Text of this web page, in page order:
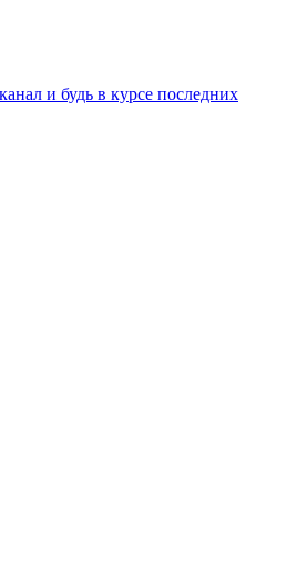
и будь в курсе последних